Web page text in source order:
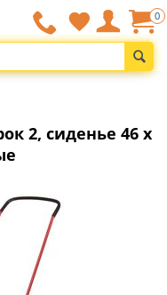
0
2, сиденье 46 x